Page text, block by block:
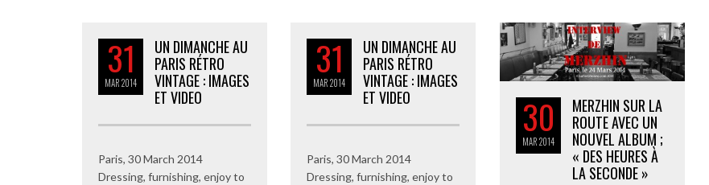
31
MAR2014
UN DIMANCHE AU
PARIS RÉTRO
VINTAGE : IMAGES
ET VIDEO
Paris, 30 March 2014
Dressing, furnishing, enjoy to
31
MAR2014
UN DIMANCHE AU
PARIS RÉTRO
VINTAGE : IMAGES
ET VIDEO
Paris, 30 March 2014
Dressing, furnishing, enjoy to
30
MAR2014
MERZHIN SUR LA
ROUTE AVEC UN
NOUVEL ALBUM ;
« DES HEURES À
LA SECONDE »